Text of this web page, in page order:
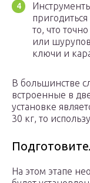
то, что
или
ключи и
В большинстве
встроенные в
установке
30 кг, то
На этом этапе